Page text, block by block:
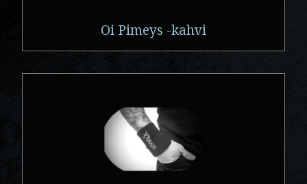
Oi Pimeys -kahvi